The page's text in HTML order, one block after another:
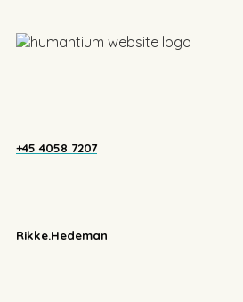
+45 4058 7207
Rikke.Hedeman